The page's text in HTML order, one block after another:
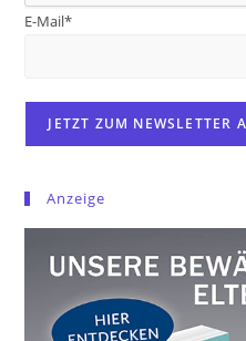
E-Mail*
Anzeige